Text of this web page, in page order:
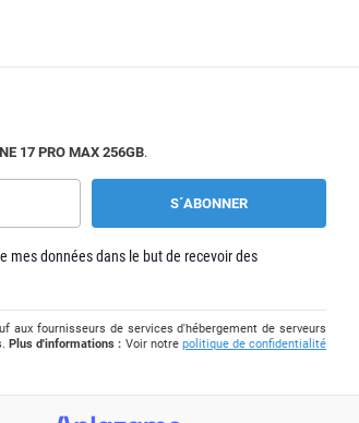
17 PRO MAX 256GB.
mes données dans le but de recevoir des
aux fournisseurs de services d'hébergement de serveurs
.Plus d'informations : Voir notre politique de confidentialité